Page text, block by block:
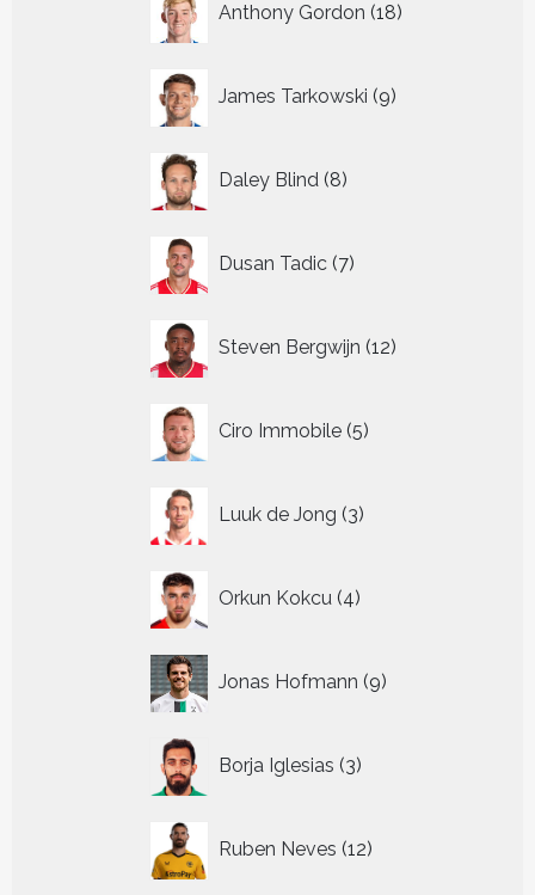
Anthony Gordon 18
producten
James Tarkowski 9
producten
Daley Blind 8
producten
Dusan Tadic 7
producten
Steven Bergwijn 12
producten
Ciro Immobile 5
producten
Luuk de Jong 3
producten
Orkun Kokcu 4
producten
Jonas Hofmann 9
producten
Borja Iglesias 3
producten
Ruben Neves 12
producten